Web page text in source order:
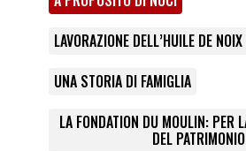
LAVORAZIONE DELL’HUILE DE
UNA STORIA DI FAMIGLIA
LA FONDATION DU MOULIN: PER
DEL PATRIMONIO